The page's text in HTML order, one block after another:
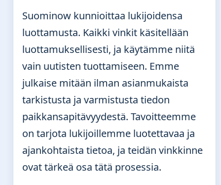
Suominow kunnioittaa lukijoidensa
luottamusta. Kaikki vinkit käsitellään
luottamuksellisesti, ja käytämme niitä
vain uutisten tuottamiseen. Emme
julkaise mitään ilman asianmukaista
tarkistusta ja varmistusta tiedon
paikkansapitävyydestä. Tavoitteemme
on tarjota lukijoillemme luotettavaa ja
ajankohtaista tietoa, ja teidän vinkkinne
ovat tärkeä osa tätä prosessia.